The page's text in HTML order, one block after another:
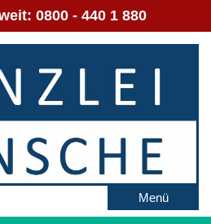
0800 - 440 1 880
Menü